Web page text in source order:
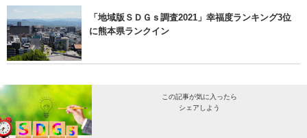
「地域版ＳＤＧｓ調査2021」幸福度ランキング3位
に熊本県ランクイン
この記事が気に入ったら
シェアしよう